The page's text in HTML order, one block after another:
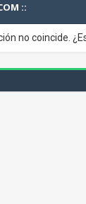
::
no coincide.